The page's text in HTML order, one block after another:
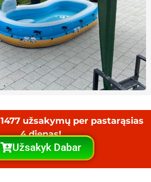
užsakymų per pastarąsias
4 dienas!
Užsakyk Dabar